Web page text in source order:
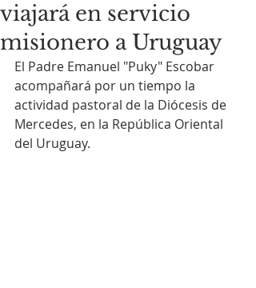
viajará en servicio
misionero a Uruguay
El Padre Emanuel "Puky" Escobar
acompañará por un tiempo la
actividad pastoral de la Diócesis de
Mercedes, en la República Oriental
del Uruguay.